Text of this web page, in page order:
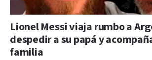
Lionel Messi viaja rumbo a
despedir a su papá y
familia